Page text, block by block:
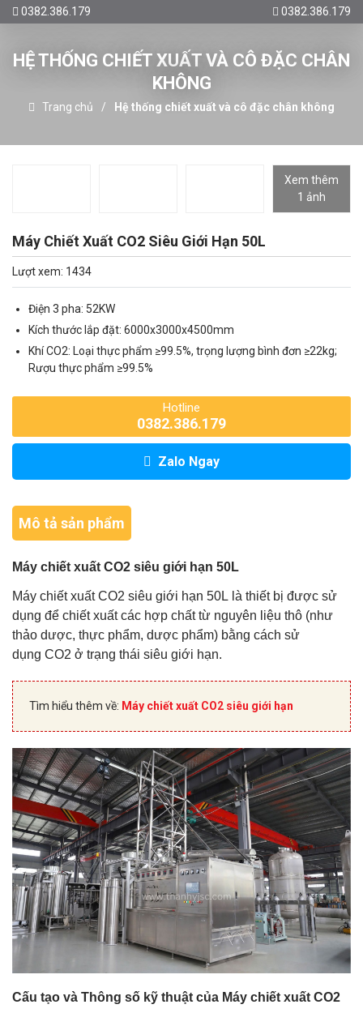
0382.386.179 0382.386.179
HỆ THỐNG CHIẾT XUẤT VÀ CÔ ĐẶC CHÂN
KHÔNG
Trang chủ Hệ thống chiết xuất và cô đặc chân không
Xem thêm
1 ảnh
Máy Chiết Xuất CO2 Siêu Giới Hạn 50L
Lượt xem: 1434
Điện 3 pha: 52KW
Kích thước lắp đặt: 6000x3000x4500mm
Khí CO2: Loại thực phẩm ≥99.5%, trọng lượng bình đơn ≥22kg;
Rượu thực phẩm ≥99.5%
Hotline
0382.386.179
Zalo Ngay
Mô tả sản phẩm
Máy chiết xuất CO2 siêu giới hạn 50L
Máy chiết xuất CO2 siêu giới hạn 50L là thiết bị được sử
dụng để chiết xuất các hợp chất từ nguyên liệu thô (như
thảo dược, thực phẩm, dược phẩm) bằng cách sử
dụng CO2 ở trạng thái siêu giới hạn.
Tìm hiểu thêm về: Máy chiết xuất CO2 siêu giới hạn
Cấu tạo và Thông số kỹ thuật của Máy chiết xuất CO2